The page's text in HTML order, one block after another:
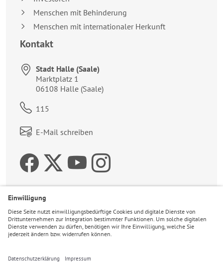
Menschen mit Behinderung
Menschen mit internationaler Herkunft
Kontakt
Stadt Halle (Saale)
Anschrift:
Marktplatz 1
06108 Halle (Saale)
Telefon:
115
Link zum Kontaktformular:
E-Mail schreiben
Zur Facebookseite
Zum
ZurZur
Wetter
22°C Klar